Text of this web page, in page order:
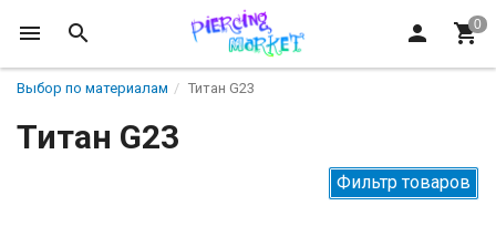
Выбор по материалам Титан G23
Титан G23
Фильтр товаров